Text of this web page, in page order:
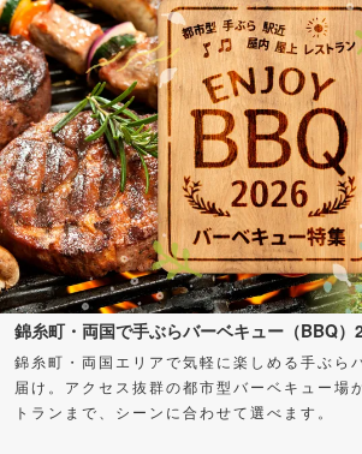
錦糸町・両国で手ぶらバーベキュー（BBQ）
錦糸町・両国エリアで気軽に楽しめる手ぶら
届け。アクセス抜群の都市型バーベキュー場
トランまで、シーンに合わせて選べます。